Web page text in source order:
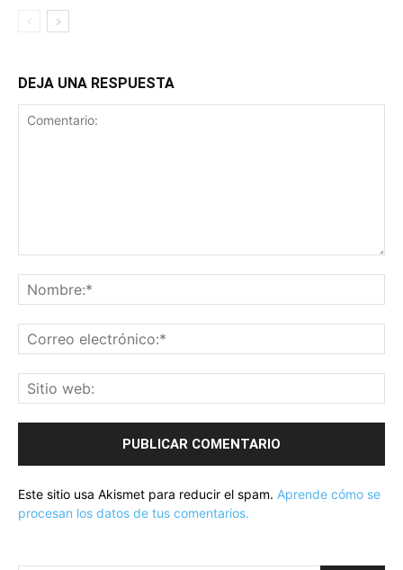
DEJA UNA RESPUESTA
Este sitio usa Akismet para reducir el spam. Aprende cómo se
procesan los datos de tus comentarios.